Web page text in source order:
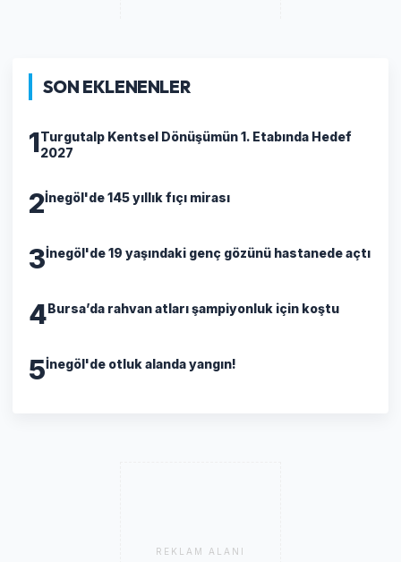
SON EKLENENLER
1Turgutalp Kentsel Dönüşümün 1. Etabında Hedef
2027
2İnegöl'de 145 yıllık fıçı mirası
3İnegöl'de 19 yaşındaki genç gözünü hastanede açtı
4Bursa’da rahvan atları şampiyonluk için koştu
5İnegöl'de otluk alanda yangın!
REKLAM ALANI